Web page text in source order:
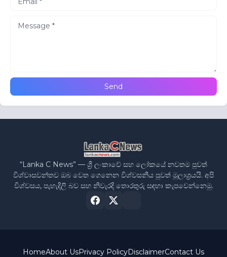
“Lanka C News” — ශ්‍රී ලංකාවේ සහ ලෝකයේ නවතම පුවත්
විශ්වාසවන්තව ඔබ වෙත ගෙනෙන විශ්වසනීය පුවත් මූලාශ්‍රයයි. අපි
විශ්වසය, පැහැදිලි බව සහ නිවැරදි තොරතුරු සඳහා කැපවෙන්නෙමු.
HomeAbout UsPrivacy PolicyDisclaimerContact Us